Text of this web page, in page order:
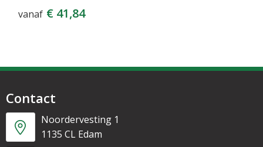
vanaf € 41,84
Contact
Noordervesting 1
1135 CL Edam